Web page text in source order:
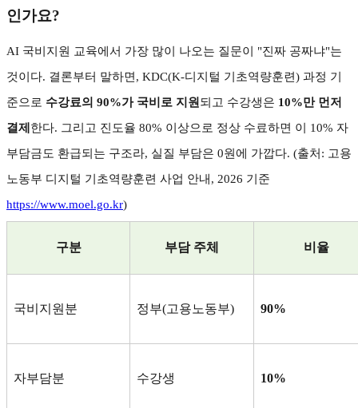
인가요?
AI 국비지원 교육에서 가장 많이 나오는 질문이 "진짜 공짜냐"는
것이다. 결론부터 말하면 , KDC(K-디지털 기초역량훈련) 과정 기
준으로 수강료의 90%가 국비로 지원 되고 수강생은 10%만 먼저
결제 한다. 그리고 진도율 80% 이상으로 정상 수료하면 이 10% 자
부담금도 환급되는 구조라, 실질 부담은 0원에 가깝다. (출처 : 고용
노동부 디지털 기초역량훈련 사업 안내 , 2026 기준
https://www.moel.go.kr)
구분 부담 주체 비율
국비지원분 정부(고용노동부) 90%
자부담분 수강생 10%